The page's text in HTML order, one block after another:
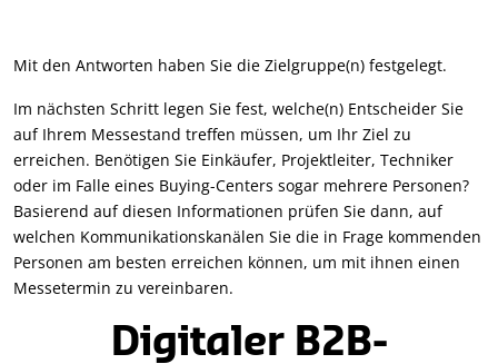
Mit den Antworten haben Sie die Zielgruppe(n) festgelegt.
Im nächsten Schritt legen Sie fest, welche(n) Entscheider Sie
auf Ihrem Messestand treffen müssen, um Ihr Ziel zu
erreichen. Benötigen Sie Einkäufer, Projektleiter, Techniker
oder im Falle eines Buying-Centers sogar mehrere Personen?
Basierend auf diesen Informationen prüfen Sie dann, auf
welchen Kommunikationskanälen Sie die in Frage kommenden
Personen am besten erreichen können, um mit ihnen einen
Messetermin zu vereinbaren.
Digitaler B2B-